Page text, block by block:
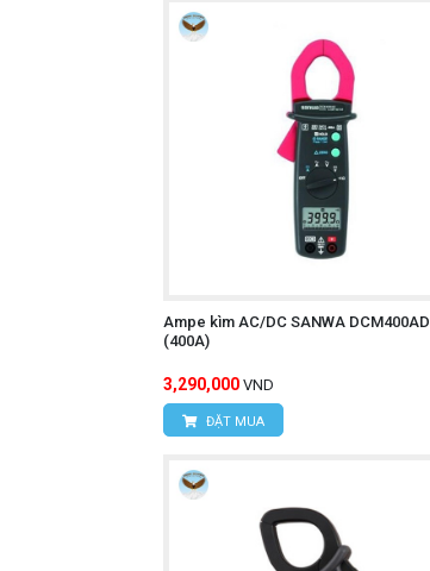
Ampe kìm AC/DC SANWA DCM400AD
(400A)
3,290,000 VND
ĐẶT MUA